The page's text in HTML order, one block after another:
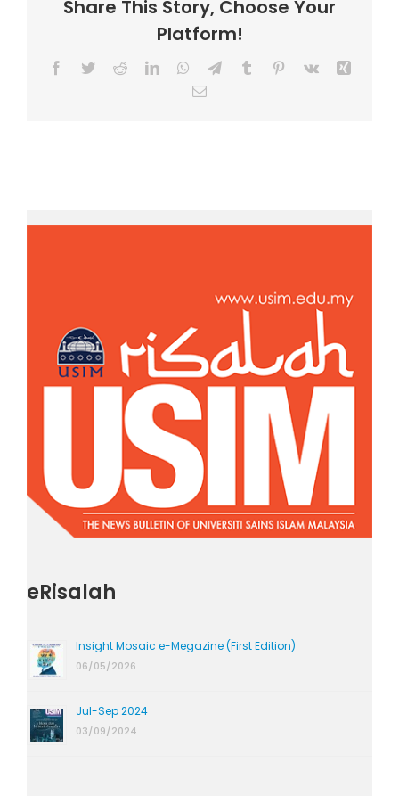
Share This Story, Choose Your
Platform!
Facebook
TwitterRedditLinkedInWhatsApp
TelegramTumblr Pinterest
Vk
Email
eRisalah
Insight Mosaic e-Megazine (First Edition)
06/05/2026
Jul-Sep 2024
03/09/2024